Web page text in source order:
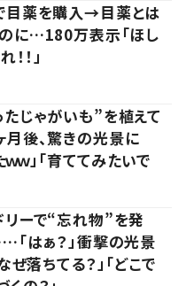
目薬を購入→目薬とは
に…180万表示「ほし
！！」
じゃがいも”を植えて
後、驚きの光景に
ｗ」「育ててみたいで
リーで“忘れ物”を発
「はぁ？」衝撃の光景
ぜ落ちてる？」「どこで